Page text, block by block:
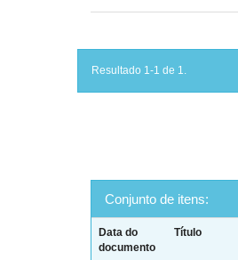
Resultado 1-1 de 1.
Conjunto de itens:
Data do
documento
Título